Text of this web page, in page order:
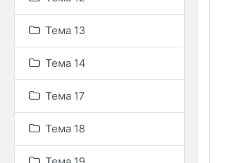
Тема 13
Тема 14
Тема 17
Тема 18